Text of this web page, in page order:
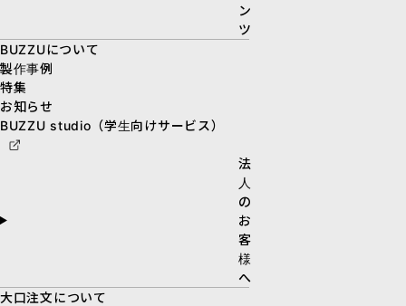
ン
ツ
BUZZUについて
製作事例
特集
お知らせ
BUZZU studio（学生向けサービス）
法
人
の
お
客
様
へ
大口注文について